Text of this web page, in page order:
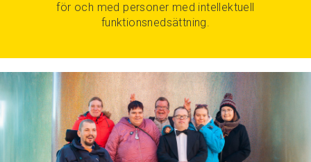
för och med personer med intellektuell
funktionsnedsättning.